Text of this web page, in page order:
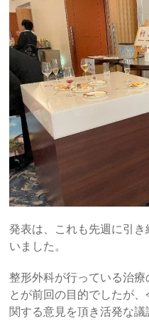
発表は、これも先週に引
いました。
整形外科が行っている治
とが前回の目的でしたが
関する意見を頂き活発な